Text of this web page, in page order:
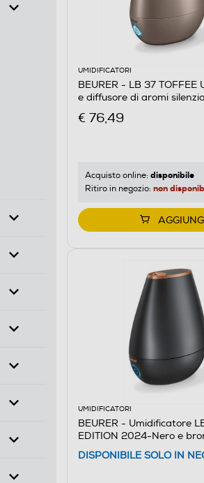
BEURER
INNOFIT
UMIDIFICATORI
BEURER - LB 37 TOFFEE
e diffusore di aromi
€ 76,49
Acquisto online: disponibile
Ritiro in negozio: non
UMIDIFICATORI
BEURER - Umidificatore
EDITION 2024-Nero e
DISPONIBILE SOLO IN